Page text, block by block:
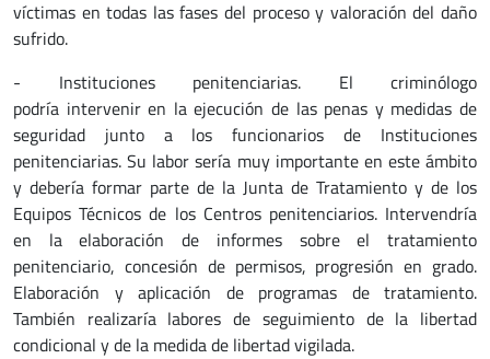
víctimas en todas las fases del proceso y valoración del daño
sufrido.
- Instituciones penitenciarias. El criminólogo
podría intervenir en la ejecución de las penas y medidas de
seguridad junto a los funcionarios de Instituciones
penitenciarias. Su labor sería muy importante en este ámbito
y debería formar parte de la Junta de Tratamiento y de los
Equipos Técnicos de los Centros penitenciarios. Intervendría
en la elaboración de informes sobre el tratamiento
penitenciario, concesión de permisos, progresión en grado.
Elaboración y aplicación de programas de tratamiento.
También realizaría labores de seguimiento de la libertad
condicional y de la medida de libertad vigilada.